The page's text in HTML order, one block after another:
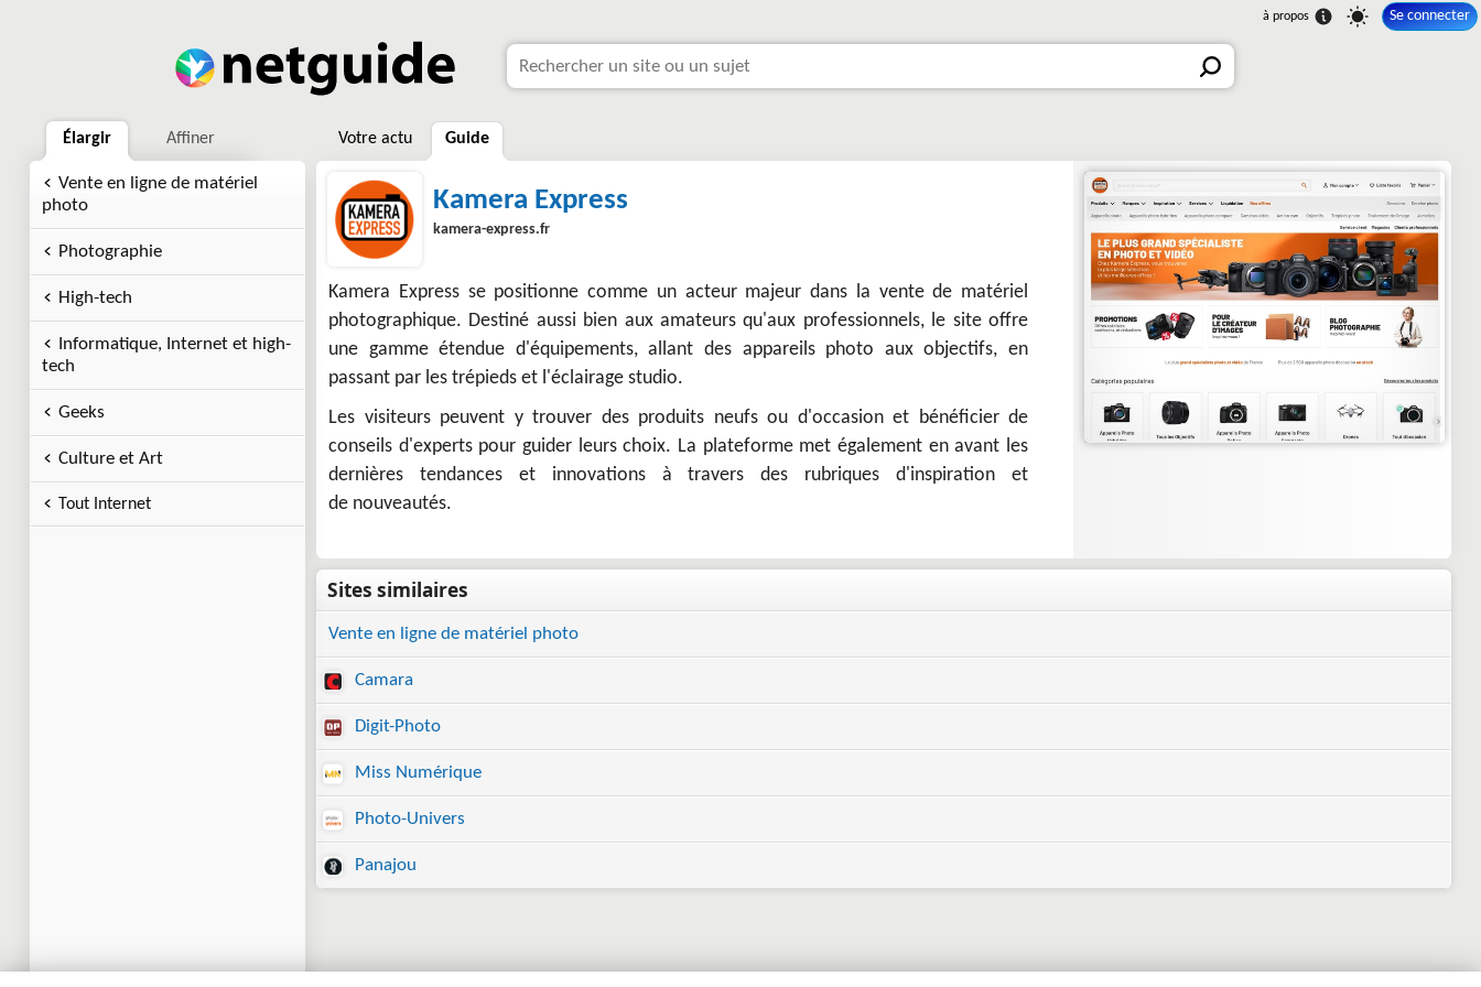
Se connecter
Élargir Affiner
Vente en ligne de matériel
photo
Photographie
High-tech
Informatique, Internet et high-
tech
Geeks
Culture et Art
Tout Internet
Votre actu Guide
Kamera Express
kamera-express.fr
Kamera Express se positionne comme un acteur majeur dans la vente de matériel
photographique. Destiné aussi bien aux amateurs qu'aux professionnels, le site offre
une gamme étendue d'équipements, allant des appareils photo aux objectifs, en
passant par les trépieds et l'éclairage studio.
Les visiteurs peuvent y trouver des produits neufs ou d'occasion et bénéficier de
conseils d'experts pour guider leurs choix. La plateforme met également en avant les
dernières tendances et innovations à travers des rubriques d'inspiration et
de nouveautés.
Vente en ligne de matériel photo
Camara
Digit-Photo
Miss Numérique
Photo-Univers
Panajou